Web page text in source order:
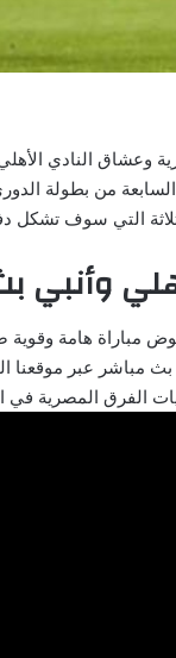
وعشاق النادي
من بطولة
التي سوف
وأنبي
مباراة هامة
بث مباشر عبر
الفرق المصرية في